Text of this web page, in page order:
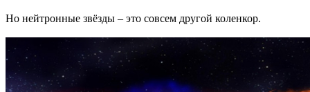
Но нейтронные звёзды – это совсем другой коленкор.